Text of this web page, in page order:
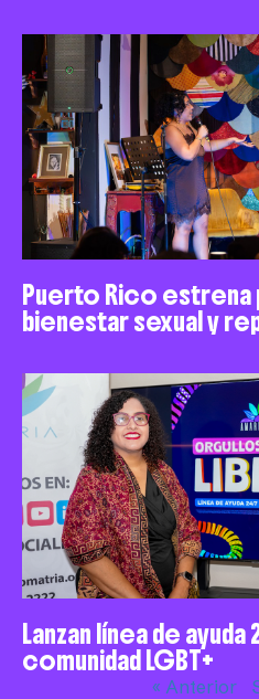
Puerto Rico
bienestar sexual y
Lanzan línea de ayuda
comunidad LGBT+
« Anterior